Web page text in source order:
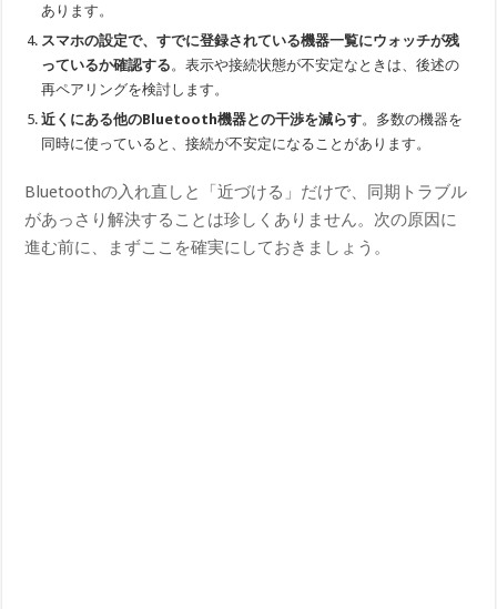
あります。
スマホの設定で、すでに登録されている機器一覧にウォッチが残
っているか確認する 。表示や接続状態が不安定なときは、後述の
再ペアリングを検討します。
近くにある他のBluetooth機器との干渉を減らす。多数の機器を
同時に使っていると、接続が不安定になることがあります。
Bluetoothの入れ直しと「近づける」だけで、同期トラブル
があっさり解決することは珍しくありません。次の原因に
進む前に、まずここを確実にしておきましょう。